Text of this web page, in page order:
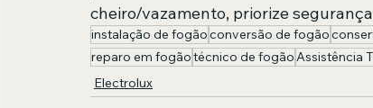
cheiro/vazamento, priorize
instalação de fogãoconversão de fogão
reparo em fogãotécnico de fogãoAssistência
Electrolux